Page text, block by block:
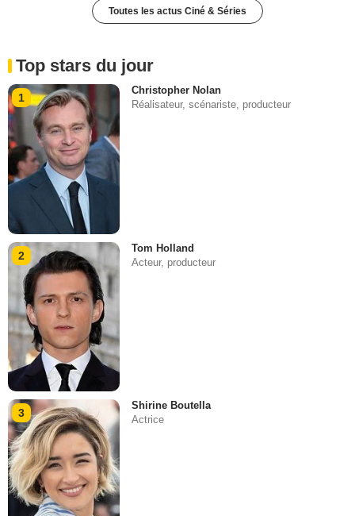
Toutes les actus Ciné & Séries
Top stars du jour
1
Christopher Nolan
Réalisateur, scénariste, producteur
2
Tom Holland
Acteur, producteur
3
Shirine Boutella
Actrice